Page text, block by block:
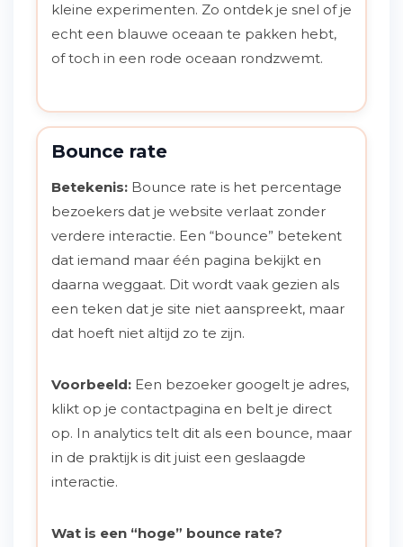
kleine experimenten. Zo ontdek je snel of je
echt een blauwe oceaan te pakken hebt,
of toch in een rode oceaan rondzwemt.
Bounce rate
Betekenis: Bounce rate is het percentage
bezoekers dat je website verlaat zonder
verdere interactie. Een “bounce” betekent
dat iemand maar één pagina bekijkt en
daarna weggaat. Dit wordt vaak gezien als
een teken dat je site niet aanspreekt, maar
dat hoeft niet altijd zo te zijn.
Voorbeeld: Een bezoeker googelt je adres,
klikt op je contactpagina en belt je direct
op. In analytics telt dit als een bounce, maar
in de praktijk is dit juist een geslaagde
interactie.
Wat is een “hoge” bounce rate?